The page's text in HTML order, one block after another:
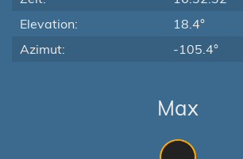
Elevation:
18.4°
Azimut:
-105.4°
Max